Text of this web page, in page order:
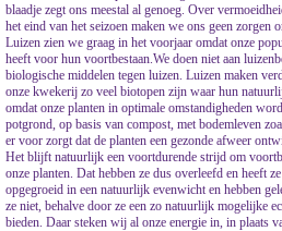
blaadje zegt ons meestal al genoeg. Over
het eind van het seizoen maken we ons geen zorgen
Luizen zien we graag in het voorjaar omdat onze
heeft voor hun voortbestaan.We doen niet aan
biologische middelen tegen luizen. Luizen maken
onze kwekerij zo veel biotopen zijn waar hun
omdat onze planten in optimale omstandigheden
potgrond, op basis van compost, met bodemleven
er voor zorgt dat de planten een gezonde afweer
Het blijft natuurlijk een voortdurende strijd om
onze planten. Dat hebben ze dus overleefd en heeft
opgegroeid in een natuurlijk evenwicht en hebben
ze niet, behalve door ze een zo natuurlijk mogelijke
bieden. Daar steken wij al onze energie in, in plaats